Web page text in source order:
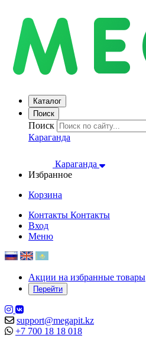
Каталог
Поиск
Поиск
Караганда
Караганда
Избранное
Корзина
Контакты Контакты
Вход
Меню
Акции на избранные товары
Перейти
support@megapit.kz
+7 700 18 18 018